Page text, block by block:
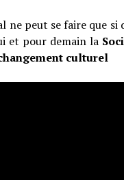
ne peut se faire que
et pour demain la
culturel